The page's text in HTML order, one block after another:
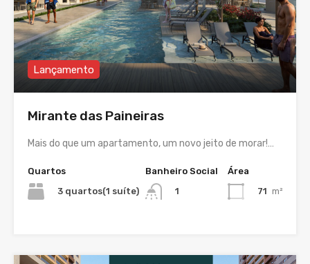
Lançamento
Mirante das Paineiras
Mais do que um apartamento, um novo jeito de morar!…
Quartos
3 quartos(1 suíte)
Banheiro Social
1
Área
71 m²